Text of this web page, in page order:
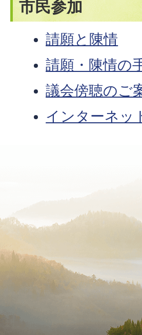
市民参加
請願と陳情
請願・陳情の
議会傍聴のご
インターネッ